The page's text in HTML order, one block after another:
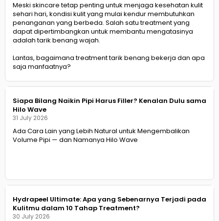
Meski skincare tetap penting untuk menjaga kesehatan kulit
sehari hari, kondisi kulit yang mulai kendur membutuhkan
penanganan yang berbeda. Salah satu treatment yang
dapat dipertimbangkan untuk membantu mengatasinya
adalah tarik benang wajah.
Lantas, bagaimana treatment tarik benang bekerja dan apa
saja manfaatnya?
Siapa Bilang Naikin Pipi Harus Filler? Kenalan Dulu sama
Hilo Wave
31 July 2026
Ada Cara Lain yang Lebih Natural untuk Mengembalikan
Volume Pipi — dan Namanya Hilo Wave
Hydrapeel Ultimate: Apa yang Sebenarnya Terjadi pada
Kulitmu dalam 10 Tahap Treatment?
30 July 2026